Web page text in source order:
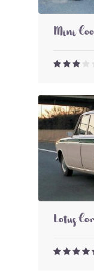
Mini
Lotus